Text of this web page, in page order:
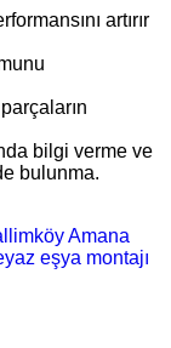
artırır
bilgi verme ve
bulunma.
Amana
eşya montajı